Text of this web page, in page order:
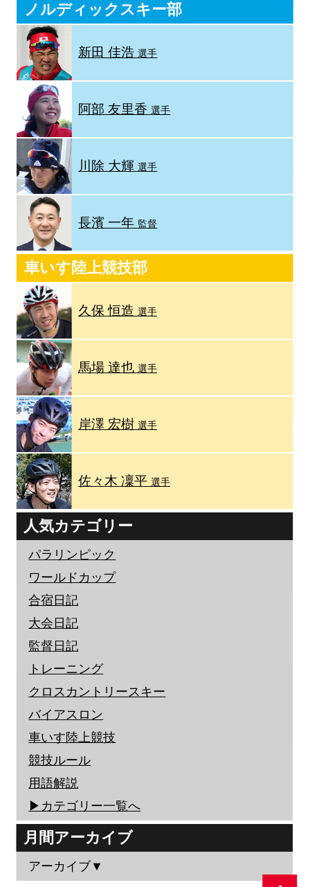
ノルディックスキー部
新田 佳浩選手
阿部 友里香選手
川除 大輝選手
長濱 一年 監督
車いす陸上競技部
久保 恒造選手
馬場 達也選手
岸澤 宏樹 選手
佐々木 凜平 選手
人気カテゴリー
パラリンピック
ワールドカップ
合宿日記
大会日記
監督日記
トレーニング
クロスカントリースキー
バイアスロン
車いす陸上競技
競技ルール
用語解説
▶︎カテゴリー一覧へ
月間アーカイブ
アーカイブ▼